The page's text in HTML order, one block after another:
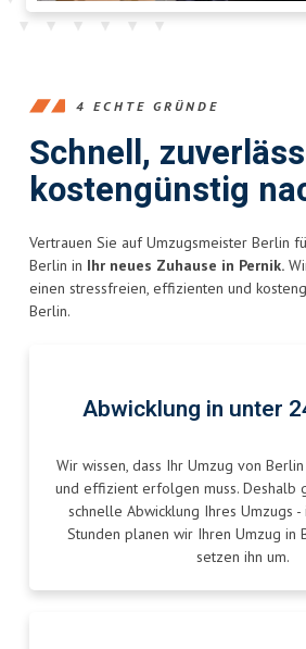
4 ECHTE GRÜNDE
Schnell,
kostengünstig
Vertrauen Sie auf Umzugsmeister Berlin
Berlin in Ihr neues Zuhause in Pernik.
einen stressfreien, effizienten und
Berlin.
Abwicklung in unter
Wir wissen, dass Ihr Umzug von
und effizient erfolgen muss. Deshalb
schnelle Abwicklung Ihres Umzugs
Stunden planen wir Ihren Umzug in
setzen ihn um.